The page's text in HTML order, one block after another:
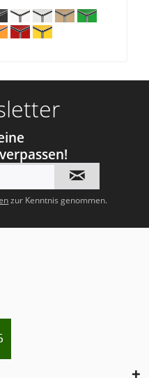
zur Kenntnis genommen.